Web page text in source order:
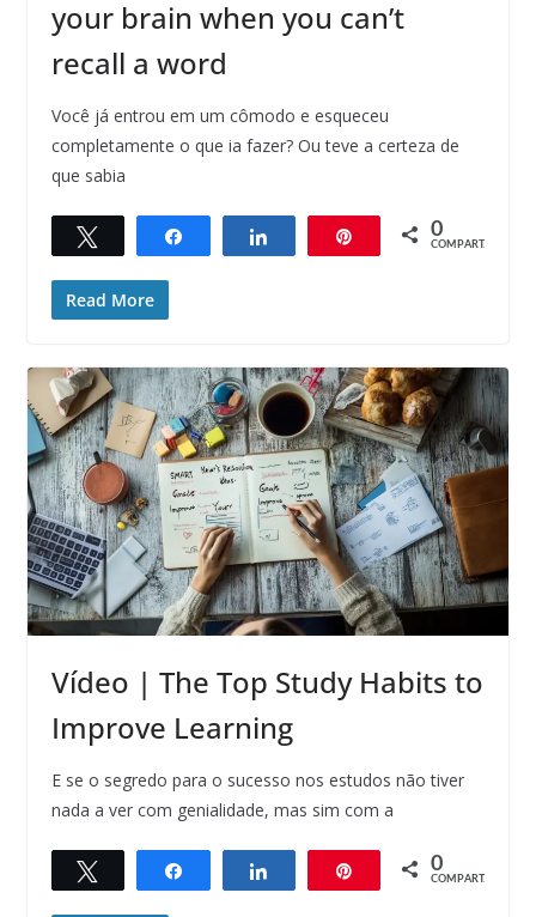
your brain when you can’t
recall a word
Você já entrou em um cômodo e esqueceu
completamente o que ia fazer? Ou teve a certeza de
que sabia
Compartilhar Compartilhar 0
COMPART.
Read More
Vídeo | The Top Study Habits to
Improve Learning
E se o segredo para o sucesso nos estudos não tiver
nada a ver com genialidade, mas sim com a
Compartilhar Compartilhar 0
COMPART.